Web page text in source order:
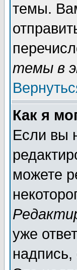
темы.
темы в
Как я
Если вы
можете
уже